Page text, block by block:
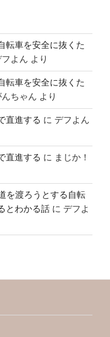
転車を安全に抜くた
フよん より
転車を安全に抜くた
んちゃん より
直進する に デフよん
直進する に まじか！
を渡ろうとする自転
とわかる話 に デフよ